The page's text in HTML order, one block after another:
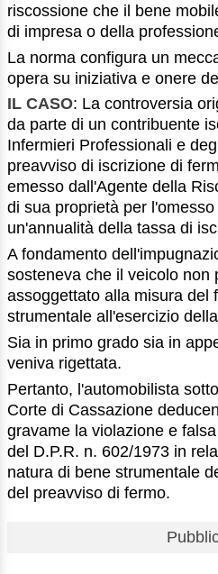
riscossione che il bene
di impresa o della
La norma configura un
opera su iniziativa e onere
IL CASO: La controversia
da parte di un contribuente
Infermieri Professionali e
preavviso di iscrizione di
emesso dall'Agente della
di sua proprietà per
un'annualità della tassa di
A fondamento
sosteneva che il veicolo non
assoggettato alla misura del
strumentale all'esercizio
Sia in primo grado sia in
veniva rigettata.
Pertanto, l'automobilista
Corte di Cassazione
gravame la violazione e
del D.P.R. n. 602/1973 in
natura di bene strumentale
del preavviso di fermo.